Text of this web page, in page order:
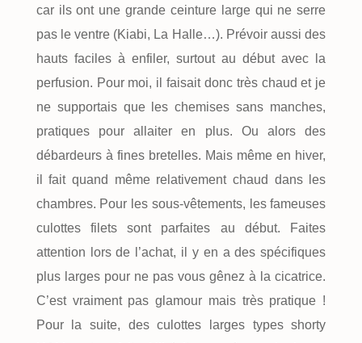
car ils ont une grande ceinture large qui ne serre
pas le ventre (Kiabi, La Halle…). Prévoir aussi des
hauts faciles à enfiler, surtout au début avec la
perfusion. Pour moi, il faisait donc très chaud et je
ne supportais que les chemises sans manches,
pratiques pour allaiter en plus. Ou alors des
débardeurs à fines bretelles. Mais même en hiver,
il fait quand même relativement chaud dans les
chambres. Pour les sous-vêtements, les fameuses
culottes filets sont parfaites au début. Faites
attention lors de l’achat, il y en a des spécifiques
plus larges pour ne pas vous gênez à la cicatrice.
C’est vraiment pas glamour mais très pratique !
Pour la suite, des culottes larges types shorty